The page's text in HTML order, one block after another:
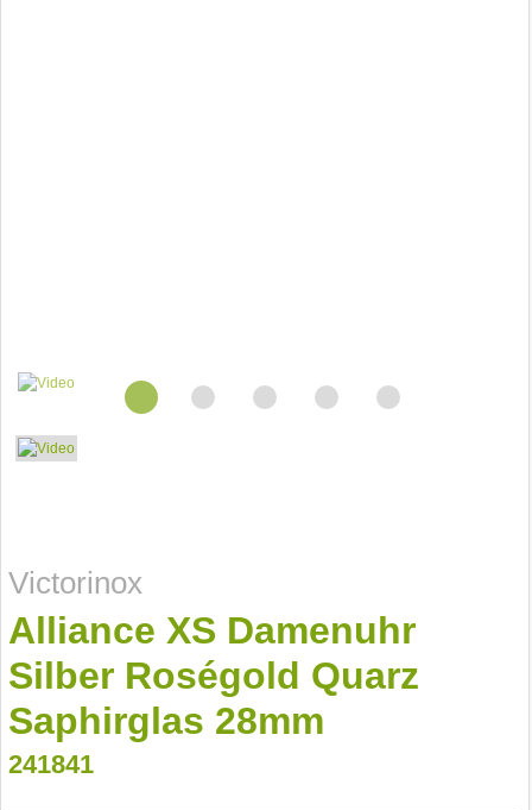
Victorinox
Alliance XS Damenuhr
Silber Roségold Quarz
Saphirglas 28mm
241841